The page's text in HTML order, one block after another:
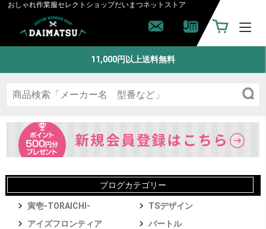
おしゃれ作業服セレクトショップだいまつネットストア
11,000円以上送料無料
ブログカテゴリー
寅壱-TORAICHI-
TSデザイン
アイズフロンティア
バートル